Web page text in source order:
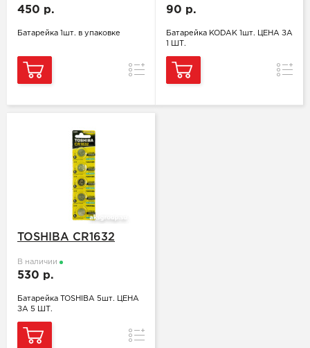
450 р.
Батарейка 1шт. в упаковке
Сравнение
90 р.
Батарейка KODAK 1шт. ЦЕНА ЗА
1 ШТ.
TOSHIBA CR1632
В наличии
530 р.
Батарейка TOSHIBA 5шт. ЦЕНА
ЗА 5 ШТ.
Сравнение